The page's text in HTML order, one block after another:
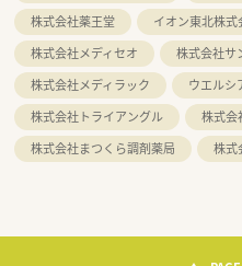
株式会社薬王堂
イオン東北株式
株式会社メディセオ
株式会社サ
株式会社メディラック
ウエルシ
株式会社トライアングル
株式会
株式会社まつくら調剤薬局
株式